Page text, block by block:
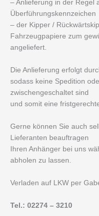
– Anlieferung in der Regel
Überführungskennzeichen
– der Kipper /
Fahrzeugpapiere zum
angeliefert.
Die Anlieferung erfolgt
sodass keine Spedition
zwischengeschaltet sind
und somit eine
Gerne können Sie auch
Lieferanten beauftragen
Ihren Anhänger bei uns
abholen zu lassen.
Verladen auf LKW per
Tel.: 02274 – 3210